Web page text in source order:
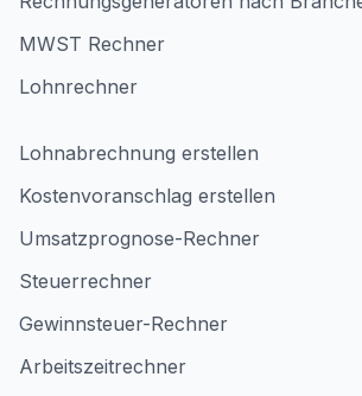
MWST Rechner
Lohnrechner
Lohnabrechnung erstellen
Kostenvoranschlag erstellen
Umsatzprognose-Rechner
Steuerrechner
Gewinnsteuer-Rechner
Arbeitszeitrechner